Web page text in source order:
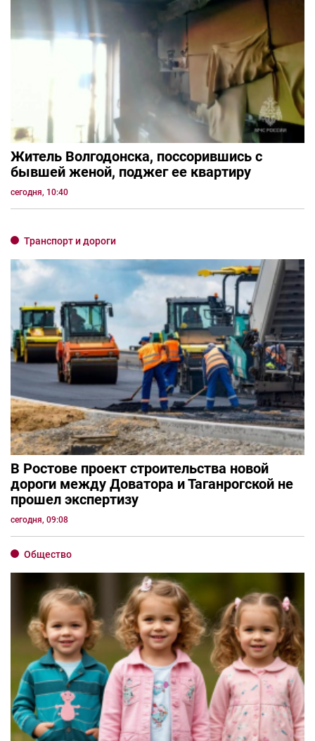
Житель Волгодонска, поссорившись с
бывшей женой, поджег ее квартиру
сегодня, 10:40
Транспорт и дороги
В Ростове проект строительства новой
дороги между Доватора и Таганрогской не
прошел экспертизу
сегодня, 09:08
Общество